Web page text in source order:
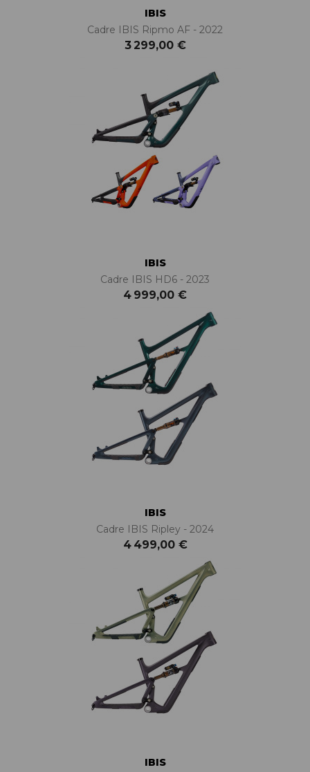
IBIS
Cadre IBIS Ripmo AF - 2022
3 299,00 €
IBIS
Cadre IBIS HD6 - 2023
4 999,00 €
IBIS
Cadre IBIS Ripley - 2024
4 499,00 €
IBIS